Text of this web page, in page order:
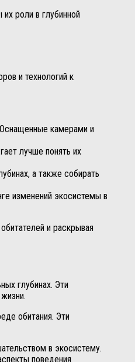
роли в глубинной
и технологий к
камерами и
лучше понять их
а также собирать
изменений экосистемы в
и раскрывая
глубинах. Эти
обитания. Эти
в экосистему.
поведения